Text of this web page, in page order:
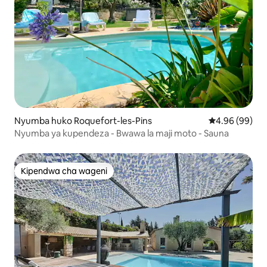
Nyumba huko Roquefort-les-Pins Ukadiriaji wa
4.96 (99)
Nyumba ya kupendeza - Bwawa la maji moto - Sauna
Kipendwa cha wageni
Kipendwa cha wageni